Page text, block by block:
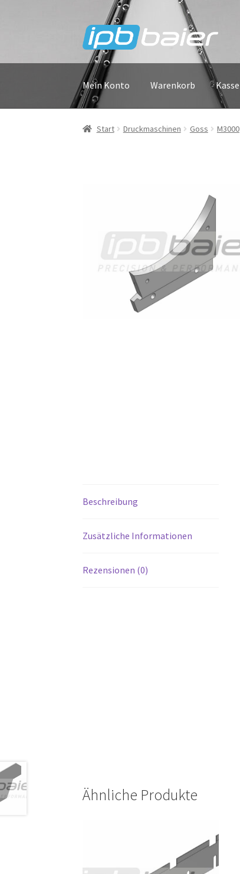
Zur
Navigation
springen
Zum
Inhalt
springen
Mein Konto Warenkorb Kasse
Start Druckmaschinen Goss M3000
Beschreibung
Zusätzliche Informationen
Rezensionen (0)
Ähnliche Produkte